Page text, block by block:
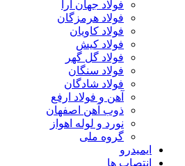
فولاد جهان آرا
فولاد هرمزگان
فولاد کاویان
فولاد کیش
فولاد گل گهر
فولاد سنگان
فولاد شادگان
آهن و فولاد ارفع
ذوب آهن اصفهان
نورد و لوله اهواز
گروه ملی
ایمیدرو
انتصاب ها